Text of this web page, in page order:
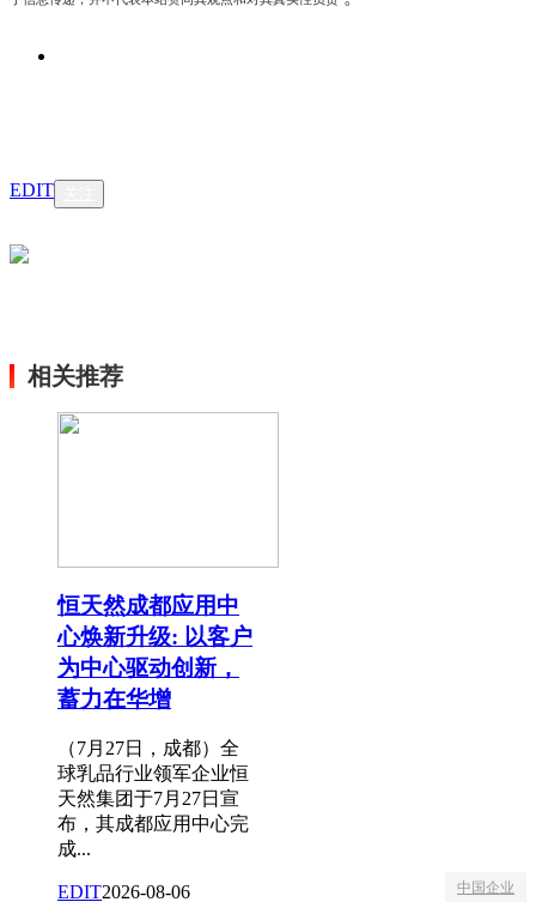
EDIT
相关推荐
恒天然成都应用中
心焕新升级: 以客户
为中心驱动创新，
蓄力在华增
（7月27日，成都）全
球乳品行业领军企业恒
天然集团于7月27日宣
布，其成都应用中心完
成...
EDIT2026-08-06 中国企业